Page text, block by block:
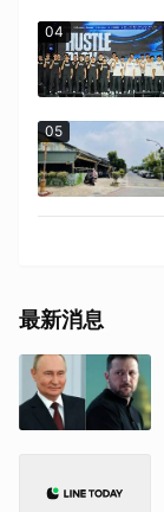
04
05
最新消息